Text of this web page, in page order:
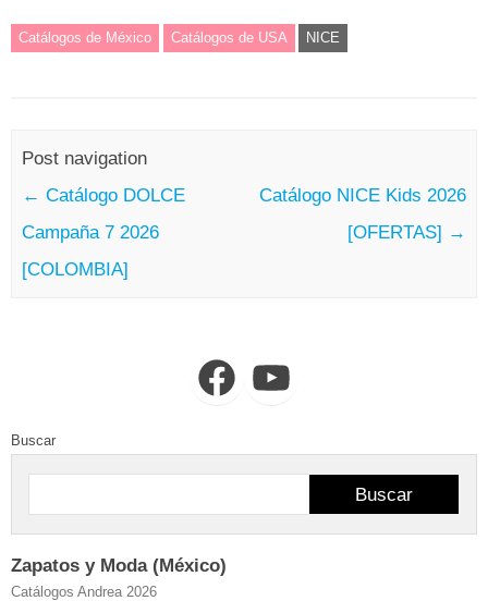
Catálogos de México Catálogos de USA NICE
Post navigation
← Catálogo DOLCE
Campaña 7 2026
[COLOMBIA]
Catálogo NICE Kids 2026
[OFERTAS] →
FacebookYouTube
Buscar
Buscar
Zapatos y Moda (México)
Catálogos Andrea 2026